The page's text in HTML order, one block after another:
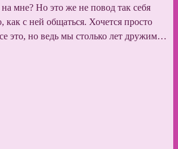
мне? Но это же не повод так себя
как с ней общаться. Хочется просто
это, но ведь мы столько лет дружим…